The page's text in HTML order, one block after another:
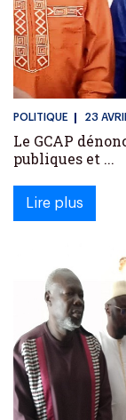
POLITIQUE 23
Le GCAP
publiques et ...
Lire plus